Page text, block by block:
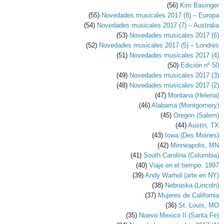
(56) Kim Basinger
(55) Novedades musicales 2017 (8) – Europa
(54) Novedades musicales 2017 (7) – Australia
(53) Novedades musicales 2017 (6)
(52) Novedades musicales 2017 (5) – Londres
(51) Novedades musicales 2017 (4)
(50) Edición nº 50
(49) Novedades musicales 2017 (3)
(48) Novedades musicales 2017 (2)
(47) Montana (Helena)
(46) Alabama (Montgomery)
(45) Oregon (Salem)
(44) Austin, TX
(43) Iowa (Des Moines)
(42) Minneapolis, MN
(41) South Carolina (Columbia)
(40) Viaje en el tiempo: 1997
(39) Andy Warhol (arte en NY)
(38) Nebraska (Lincoln)
(37) Mujeres de California
(36) St. Louis, MO
(35) Nuevo Mexico II (Santa Fe)